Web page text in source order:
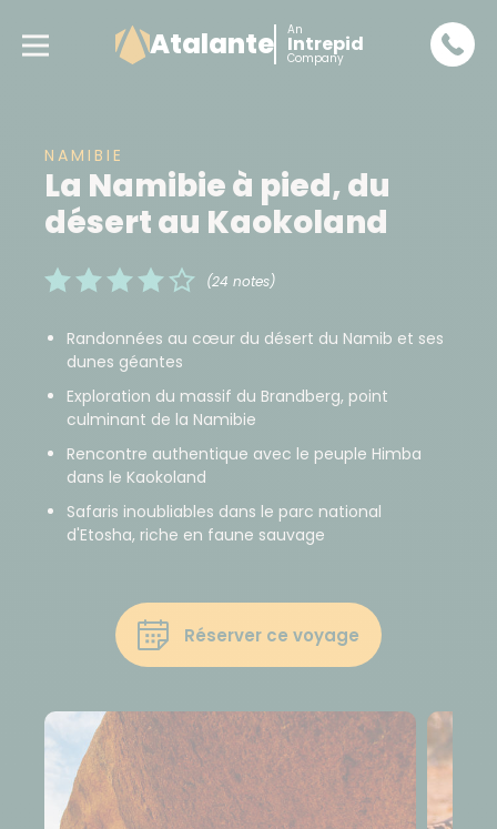
Atalante An
Intrepid
Company
NAMIBIE
La Namibie à pied, du
désert au Kaokoland
(24 notes)
Randonnées au cœur du désert du Namib et ses
dunes géantes
Exploration du massif du Brandberg, point
culminant de la Namibie
Rencontre authentique avec le peuple Himba
dans le Kaokoland
Safaris inoubliables dans le parc national
d'Etosha, riche en faune sauvage
Réserver ce voyage